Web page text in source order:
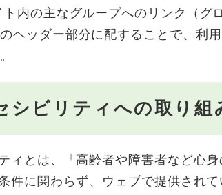
内の主なグループへのリンク（グ
ヘッダー部分に配することで、利
シビリティへの取り組
ィとは、「高齢者や障害者など心
件に関わらず、ウェブで提供され